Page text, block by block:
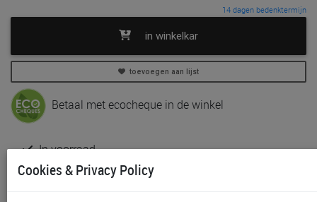
14 dagen bedenktermijn
in winkelkar
toevoegen aan lijst
Betaal met ecocheque in de winkel
In voorraad
Gratis (en direct) af te halen in onze
Gent, Sint-Niklaas en Waregem
Cookies & Privacy Policy